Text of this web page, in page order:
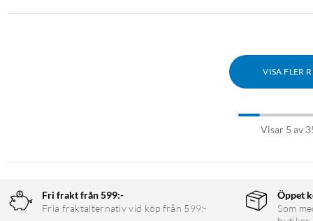
Specifikationer
Element: 1,75 tum (45 mm)
VISA FLER
Visar 5 av
Fri frakt från 599:-
Fria fraktalternativ vid köp från 599:-
Öppet
Som